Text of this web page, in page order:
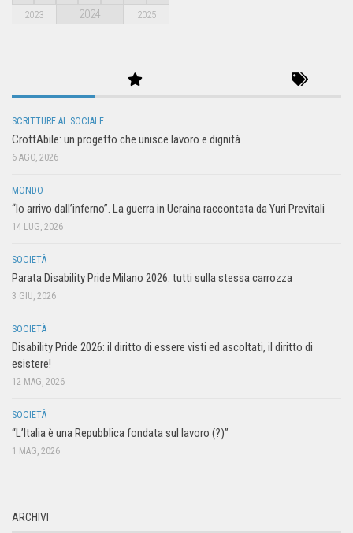
2023 2024 2025
SCRITTURE AL SOCIALE
CrottAbile: un progetto che unisce lavoro e dignità
6 AGO, 2026
MONDO
“Io arrivo dall’inferno”. La guerra in Ucraina raccontata da Yuri Previtali
14 LUG, 2026
SOCIETÀ
Parata Disability Pride Milano 2026: tutti sulla stessa carrozza
3 GIU, 2026
SOCIETÀ
Disability Pride 2026: il diritto di essere visti ed ascoltati, il diritto di
esistere!
12 MAG, 2026
SOCIETÀ
“L’Italia è una Repubblica fondata sul lavoro (?)”
1 MAG, 2026
ARCHIVI